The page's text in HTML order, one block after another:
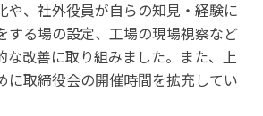
や、社外役員が自らの知見・経験に
する場の設定、工場の現場視察など
な改善に取り組みました。また、上
に取締役会の開催時間を拡充してい